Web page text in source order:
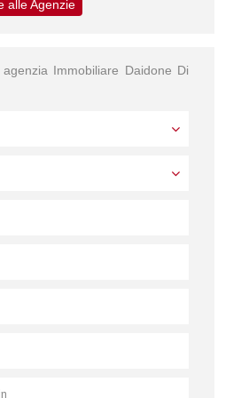
alle Agenzie
Immobiliare Daidone Di